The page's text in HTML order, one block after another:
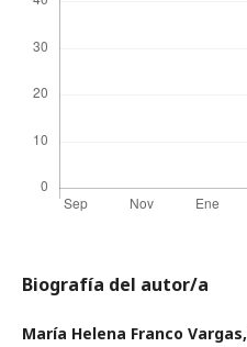
Biografía del autor/a
María Helena Franco Vargas,